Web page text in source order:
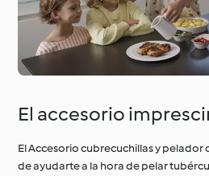
El accesorio
El Accesorio cubrecuchillas y
de ayudarte a la hora de pelar